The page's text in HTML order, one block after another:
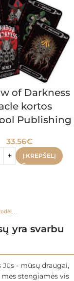
of Darkness
kortos
Publishing
33.56€
Į KREPŠELĮ
yra svarbu
Jūs - mūsų draugai,
stengiamės vis